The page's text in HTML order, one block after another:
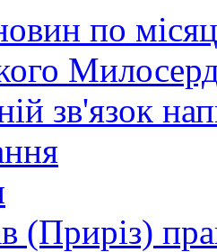
по
зв'язок
(Приріз)